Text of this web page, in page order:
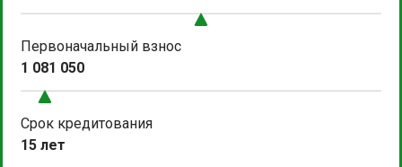
Первоначальный взнос
1 081 050
Срок кредитования
15 лет